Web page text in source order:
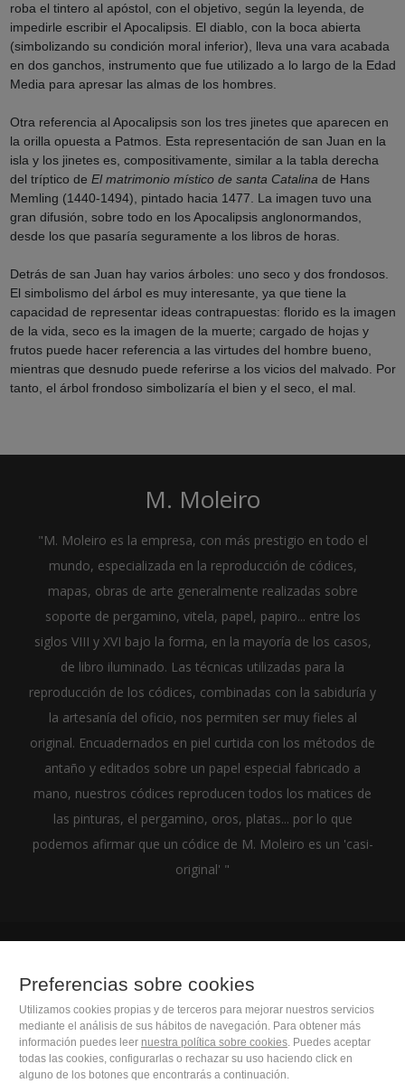
roba el tintero al apóstol, con el objetivo, según la leyenda, de
impedirle escribir el Apocalipsis. El diablo, con la boca abierta
(simbolizando su condición moral inferior), lleva una vara acabada
en dos ganchos, instrumento que fue utilizado a lo largo de la Edad
Media para apresar las almas de los hombres.
Otra referencia al Apocalipsis son los tres jinetes que aparecen en
la orilla opuesta a Patmos. Esta representación de san Juan en la
isla y los jinetes es, compositivamente, similar a la tabla derecha
del tríptico de El matrimonio místico de santa Catalina de Hans
Memling (1440-1494), pintado hacia 1477. La imagen tuvo una
gran difusión, sobre todo en los Apocalipsis anglonormandos,
desde los que pasaría seguramente a los libros de horas.
Detrás de san Juan hay varios árboles: uno seco y dos frondosos.
El simbolismo del árbol es muy interesante, ya que tiene la
capacidad de representar ideas contrapuestas: florido es la imagen
de la vida, seco es la imagen de la muerte; cargado de hojas y
frutos puede hacer referencia a las virtudes del hombre bueno,
mientras que desnudo puede referirse a los vicios del malvado. Por
tanto, el árbol frondoso simbolizaría el bien y el seco, el mal.
M. Moleiro
"M. Moleiro es la empresa, con más prestigio en todo el
mundo, especializada en la reproducción de códices,
mapas, obras de arte generalmente realizadas sobre
soporte de pergamino, vitela, papel, papiro... entre los
siglos VIII y XVI bajo la forma, en la mayoría de los casos,
de libro iluminado. Las técnicas utilizadas para la
reproducción de los códices, combinadas con la sabiduría y
la artesanía del oficio, nos permiten ser muy fieles al
original. Encuadernados en piel curtida con los métodos de
antaño y editados sobre un papel especial fabricado a
mano, nuestros códices reproducen todos los matices de
las pinturas, el pergamino, oros, platas... por lo que
podemos afirmar que un códice de M. Moleiro es un 'casi-
original' "
(+34) 932 402 091
M. Moleiro Editor, S.A.
Travesera de Gracia, 17
E08021 Barcelona (Spain)
Preferencias sobre cookies
Utilizamos cookies propias y de terceros para mejorar nuestros servicios
mediante el análisis de sus hábitos de navegación. Para obtener más
información puedes leer nuestra política sobre cookies. Puedes aceptar
todas las cookies, configurarlas o rechazar su uso haciendo click en
alguno de los botones que encontrarás a continuación.